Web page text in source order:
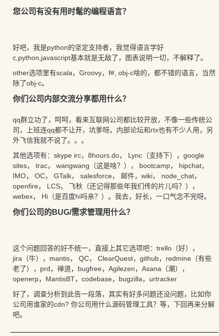
您公司有没有用时髦的编程语言？
好吧，我是python的坚定支持者，我觉得语言学好
c,python,javascript基本就是无敌了，图表说明一切，不解释了。
other选项里有scala，Groovy，f#, obj-c啥的，都不错的语言，当然
除了obj-c。
你们公司内部交流分享都用什么？
qq群立功了，呵呵，看来互联网公司都比较开放，不像一些传统公
司，上班连qq都不让开，坑爹呀。内部论坛和rtx也有不少人用，另
外飞信我就不说了。。。
其他选项有：skype irc，8hours.do， Lync（支持下），google
sites， trac， wangwang（这是啥？）， bootcamp， hipchat，
IMO， OC， GTalk， salesforce， 邮件，wiki， node_chat，
openfire， LCS， 飞秋（还记得那些年我们传的片儿吗？），
webex， Hi（是百度hi吗亲？）。我去，好长，一口气念不完呀。
你们公司的BUG/需求管理用什么？
这个问题回答的好不统一，直接上其它选项吧：trello（好），
jira（牛），mantis， QC， ClearQuest，github，redmine（有些
老了），prd，禅道，bugfree，Agilezen，Asana（潮），
openerp，MantisBT，codebase，bugzilla，urtracker
好了，调查分析到此告一段落，其实有好多问题还没问题，比如你
公司用谁家的cdn? 你公司用什么源码管理工具？等，下回再来分解
吧。